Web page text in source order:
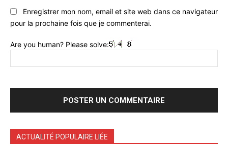
Enregistrer mon nom, email et site web dans ce navigateur
pour la prochaine fois que je commenterai.
Are you human? Please solve:
ACTUALITÉ POPULAIRE LIÉE